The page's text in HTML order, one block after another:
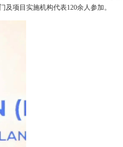
项目实施机构代表120余人参加。